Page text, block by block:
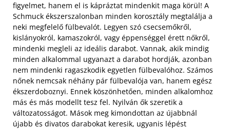
figyelmet, hanem el is kápráztat mindenkit maga körül! A
Schmuck ékszerszalonban minden korosztály megtalálja a
neki megfelelő fülbevalót. Legyen szó csecsemőkről,
kislányokról, kamaszokról, vagy éppenséggel érett nőkről,
mindenki megleli az ideális darabot. Vannak, akik mindig
minden alkalommal ugyanazt a darabot hordják, azonban
nem mindenki ragaszkodik egyetlen fülbevalóhoz. Számos
nőnek nemcsak néhány pár fülbevalója van, hanem egész
ékszerdoboznyi. Ennek köszönhetően, minden alkalomhoz
más és más modellt tesz fel. Nyilván ők szeretik a
változatosságot. Mások meg kimondottan az újabbnál
újabb és divatos darabokat keresik, ugyanis lépést